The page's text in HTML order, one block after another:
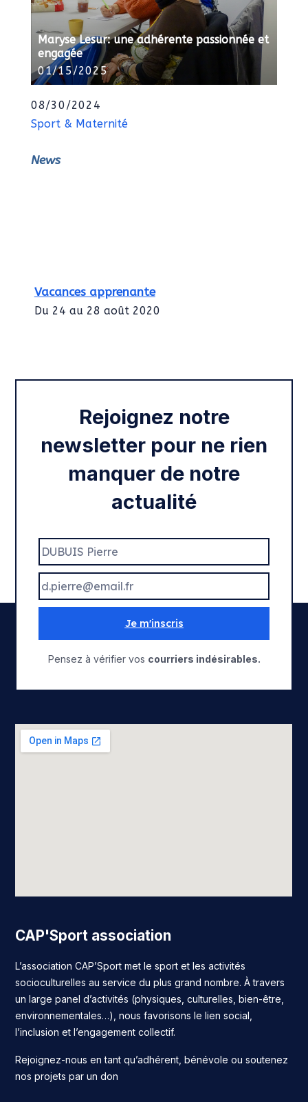
Maryse Lesur: une adhérente passionnée et
engagée
01/15/2025
08/30/2024
Sport & Maternité
News
Vacances apprenante
Du 24 au 28 août 2020
Rejoignez notre
newsletter pour ne rien
manquer de notre
actualité
Je m'inscris
Pensez à vérifier vos courriers indésirables.
CAP'Sport association
L’association CAP’Sport met le sport et les activités
socioculturelles au service du plus grand nombre. À travers
un large panel d’activités (physiques, culturelles, bien-être,
environnementales…), nous favorisons le lien social,
l’inclusion et l’engagement collectif.
Rejoignez-nous en tant qu’adhérent, bénévole ou soutenez
nos projets par un don